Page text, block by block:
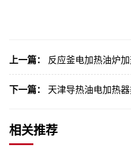
上一篇： 反应釜电加热油炉
下一篇： 天津导热油电加热
相关推荐